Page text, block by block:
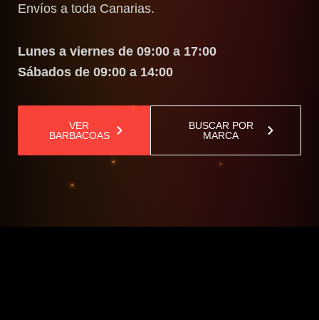
Envíos a toda Canarias.
Lunes a viernes de 09:00 a 17:00
Sábados de 09:00 a 14:00
VER
BARBACOAS
BUSCAR POR
MARCA